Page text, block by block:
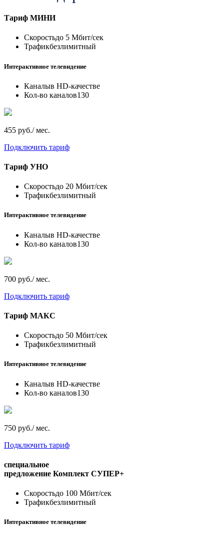
Тариф МИНИ
Скоростьдо 5 Мбит/сек
Трафикбезлимитный
Интерактивное телевидение
Каналыв HD-качестве
Кол-во каналов130
455 руб./ мес.
Подключить тариф
Тариф УНО
Скоростьдо 20 Мбит/сек
Трафикбезлимитный
Интерактивное телевидение
Каналыв HD-качестве
Кол-во каналов130
700 руб./ мес.
Подключить тариф
Тариф МАКС
Скоростьдо 50 Мбит/сек
Трафикбезлимитный
Интерактивное телевидение
Каналыв HD-качестве
Кол-во каналов130
750 руб./ мес.
Подключить тариф
специальное
предложение Комплект СУПЕР+
Скоростьдо 100 Мбит/сек
Трафикбезлимитный
Интерактивное телевидение